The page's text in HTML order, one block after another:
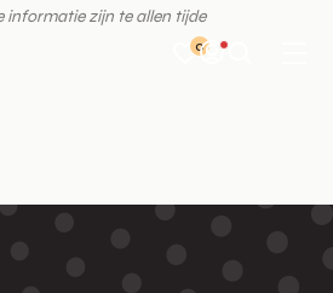
0
informatie zijn te allen tijde